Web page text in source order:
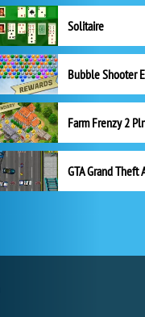
Solitaire
GTA Grand Theft